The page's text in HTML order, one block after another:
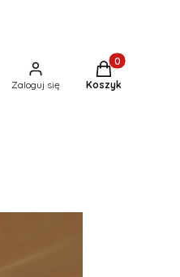
Zaloguj się
Produkty w
Koszyk